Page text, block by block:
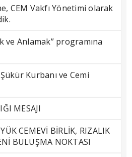
CEM Vakfı Yönetimi olarak
ve Anlamak” programına
Kurbanı ve Cemi
MESAJI
CEMEVİ BİRLİK, RIZALIK
BULUŞMA NOKTASI